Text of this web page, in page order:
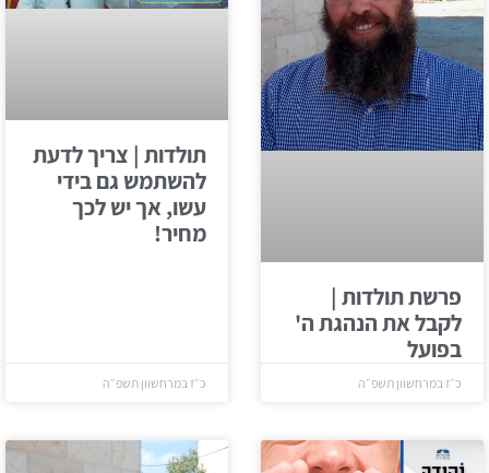
פרשת תולדות |
לקבל את הנהגת ה'
בפועל
כ״ז במרחשוון תשפ״ה
תולדות | צריך לדעת
להשתמש גם בידי
עשו, אך יש לכך
מחיר!
כ״ז במרחשוון תשפ״ה